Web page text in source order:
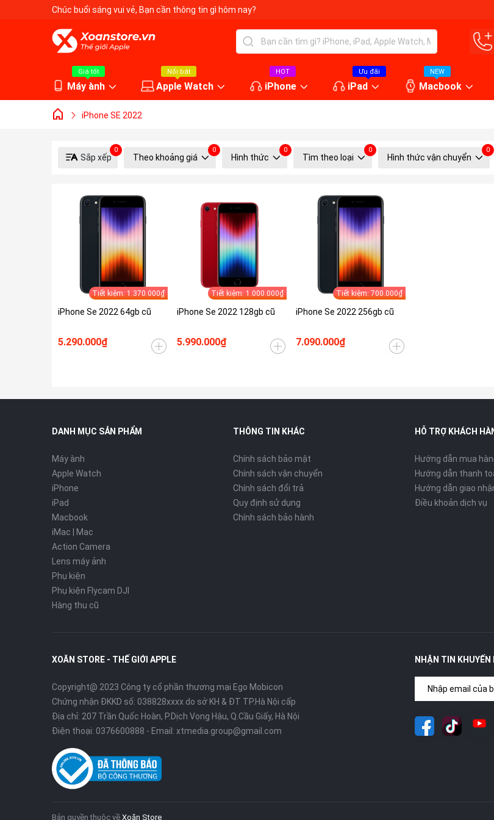
Chúc buổi sáng vui vẻ, Bạn cần thông tin gì hôm nay?
Giá tốt
Máy ành
Nổi bật
Apple Watch
HOT
iPhone
Ưu đãi
iPad
NEW
Macbook
iPhone SE 2022
Sắp xếp
0
Theo khoảng giá
0
Hình thức
0
Tìm theo loại
0
Hình thức vận chuyển
0
Tiết kiệm: 1.370.000₫
iPhone Se 2022 64gb cũ
5.290.000₫
Tiết kiệm: 1.000.000₫
iPhone Se 2022 128gb cũ
5.990.000₫
Tiết kiệm: 700.000₫
iPhone Se 2022 256gb cũ
7.090.000₫
DANH MỤC SẢN PHẨM
Máy ành
Apple Watch
iPhone
iPad
Macbook
iMac | Mac
Action Camera
Lens máy ảnh
Phụ kiện
Phụ kiện Flycam DJI
Hàng thu cũ
THÔNG TIN KHÁC
Chính sách bảo mật
Chính sách vận chuyển
Chính sách đổi trả
Quy định sử dụng
Chính sách bảo hành
HỖ TRỢ KHÁCH
Hướng dẫn mua
Hướng dẫn thanh
Hướng dẫn giao
Điều khoản dịch vụ
XOĂN STORE - THẾ GIỚI APPLE
Copyright@ 2023 Công ty cổ phần thương mại Ego Mobicon
Chứng nhận ĐKKD số: 038828xxxx do sở KH & ĐT TP.Hà Nội cấp
Địa chỉ: 207 Trần Quốc Hoàn, P.Dịch Vọng Hậu, Q.Cầu Giấy, Hà Nội
Điện thoại: 0376600888 - Email: xtmedia.group@gmail.com
NHẬN TIN KHUYẾN
Bản quyền thuộc về Xoăn Store